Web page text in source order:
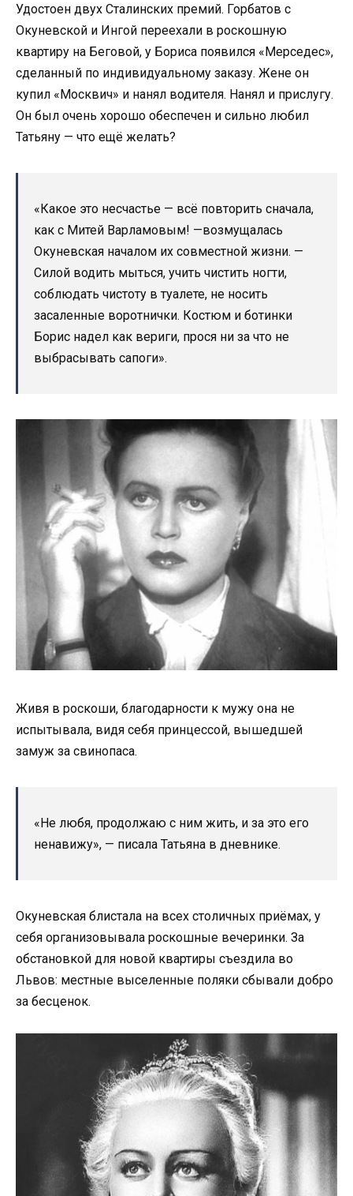
Удостоен двух Сталинских премий. Горбатов с
Окуневской и Ингой переехали в роскошную
квартиру на Беговой, у Бориса появился «Мерседес»,
сделанный по индивидуальному заказу. Жене он
купил «Москвич» и нанял водителя. Нанял и прислугу.
Он был очень хорошо обеспечен и сильно любил
Татьяну — что ещё желать?
«Какое это несчастье — всё повторить сначала,
как с Митей Варламовым! —возмущалась
Окуневская началом их совместной жизни. —
Силой водить мыться, учить чистить ногти,
соблюдать чистоту в туалете, не носить
засаленные воротнички. Костюм и ботинки
Борис надел как вериги, прося ни за что не
выбрасывать сапоги».
Живя в роскоши, благодарности к мужу она не
испытывала, видя себя принцессой, вышедшей
замуж за свинопаса.
«Не любя, продолжаю с ним жить, и за это его
ненавижу», — писала Татьяна в дневнике.
Окуневская блистала на всех столичных приёмах, у
себя организовывала роскошные вечеринки. За
обстановкой для новой квартиры съездила во
Львов: местные выселенные поляки сбывали добро
за бесценок.